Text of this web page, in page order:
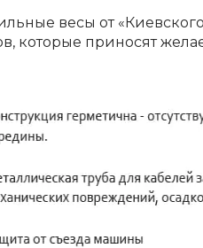
весы от
которые приносят